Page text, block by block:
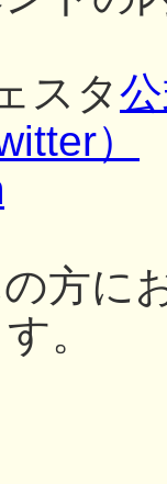
スタ
）
方に
。